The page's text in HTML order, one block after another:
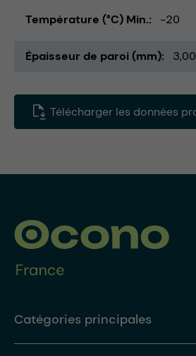
Température (°C) Min. -20
Épaisseur de paroi (mm) 3,00
Télécharger les données
Catégories principales